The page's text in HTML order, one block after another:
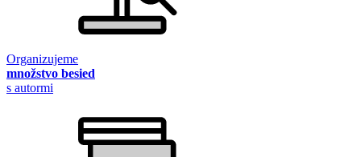
Organizujeme
množstvo besied
s autormi